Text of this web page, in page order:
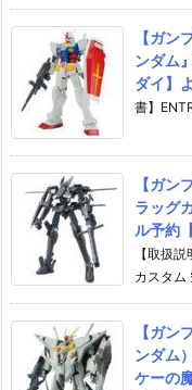
【ガ
ンダム
ダイ】
書】
【ガン
ラッグ
ル予約
【取扱
カスタム
【ガ
ンダム
ケーの